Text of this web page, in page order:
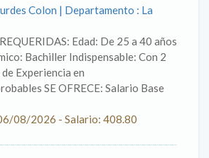
Colon | Departamento : La
Edad: De 25 a 40 años
Bachiller Indispensable: Con 2
Experiencia en
SE OFRECE: Salario Base
08/2026 - Salario: 408.80